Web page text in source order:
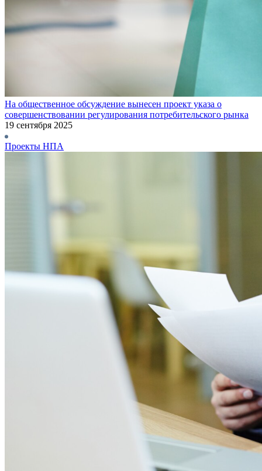
На общественное обсуждение вынесен проект указа о
совершенствовании регулирования потребительского рынка
19 сентября 2025
Проекты НПА